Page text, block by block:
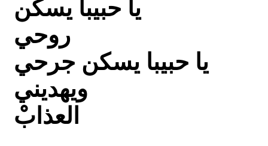
يا حبيبا يسكن
روحي
يا حبيبا يسكن جرحي
ويهديني
العذابْ